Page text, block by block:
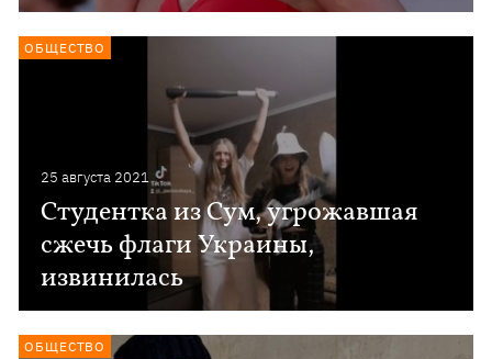
25 августа 2021
Студентка из Сум, угрожавшая
сжечь флаги Украины,
извинилась
ОБЩЕСТВО
ОБЩЕСТВО